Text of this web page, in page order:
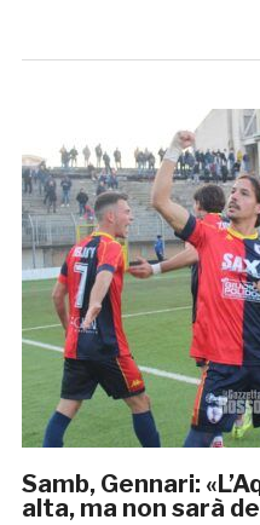
Samb, Gennari:
alta, ma non sarà